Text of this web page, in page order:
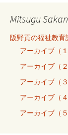
Mitsugu
阪野貢の福祉教育
アーカイブ（
アーカイブ（
アーカイブ（
アーカイブ（
アーカイブ（